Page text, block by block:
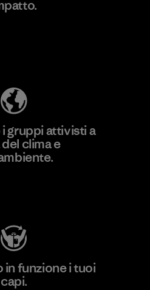
gruppi attivisti a
clima e
in funzione i tuoi
capi.